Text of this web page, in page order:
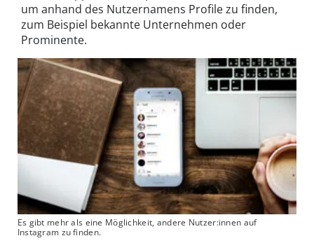
um anhand des Nutzernamens Profile zu finden,
zum Beispiel bekannte Unternehmen oder
Prominente.
Es gibt mehr als eine Möglichkeit, andere Nutzer:innen auf
Instagram zu finden.